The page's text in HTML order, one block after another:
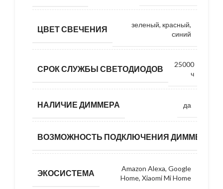
ЦВЕТ СВЕЧЕНИЯ
зеленый, красный,
синий
СРОК СЛУЖБЫ СВЕТОДИОДОВ
25000
ч
НАЛИЧИЕ ДИММЕРА да
ВОЗМОЖНОСТЬ ПОДКЛЮЧЕНИЯ ДИММЕРА
ЭКОСИСТЕМА
Amazon Alexa, Google
Home, Xiaomi Mi Home